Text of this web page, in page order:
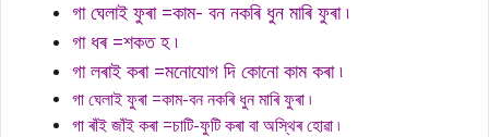
গা ঘেলাই ফুৰা =কাম- বন নকৰি ধুন মাৰি ফুৰা ৷
গা ধৰ =শকত হ ৷
গা লৰাই কৰা =মনোযোগ দি কোনো কাম কৰা ৷
গা ঘেলাই ফুৰা =কাম-বন নকৰি ধুন মাৰি ফুৰা ৷
গা ৰাঁই জাঁই কৰা =চাটি-ফুটি কৰা বা অস্থিৰ হোৱা ৷